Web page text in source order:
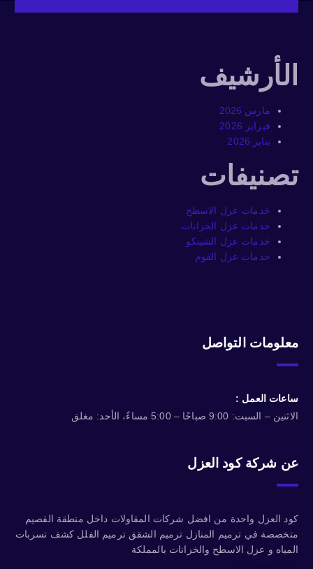
الأرشيف
مارس 2026
فبراير 2026
يناير 2026
تصنيفات
خدمات عزل الاسطح
خدمات عزل الخزانات
خدمات عزل الشينكو
خدمات عزل الفوم
معلومات التواصل
ساعات العمل :
الاثنين – السبت: 9:00 صباحًا – 5:00 مساءً، الأحد: مغلق
عن شركة كود العزل
كود العزل واحدة من افضل شركات المقاولات داخل منطقة القصيم
متخصصة في ترميم المنازل ترميم الشقق ترميم الفلل كشف تسربات
المياه و عزل الاسطح والخزانات بالمملكة